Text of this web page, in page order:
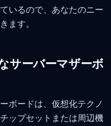
いるので、あなたのニー
ます。
サーバーマザーボ
ボードは、仮想化テクノ
ップセットまたは周辺機